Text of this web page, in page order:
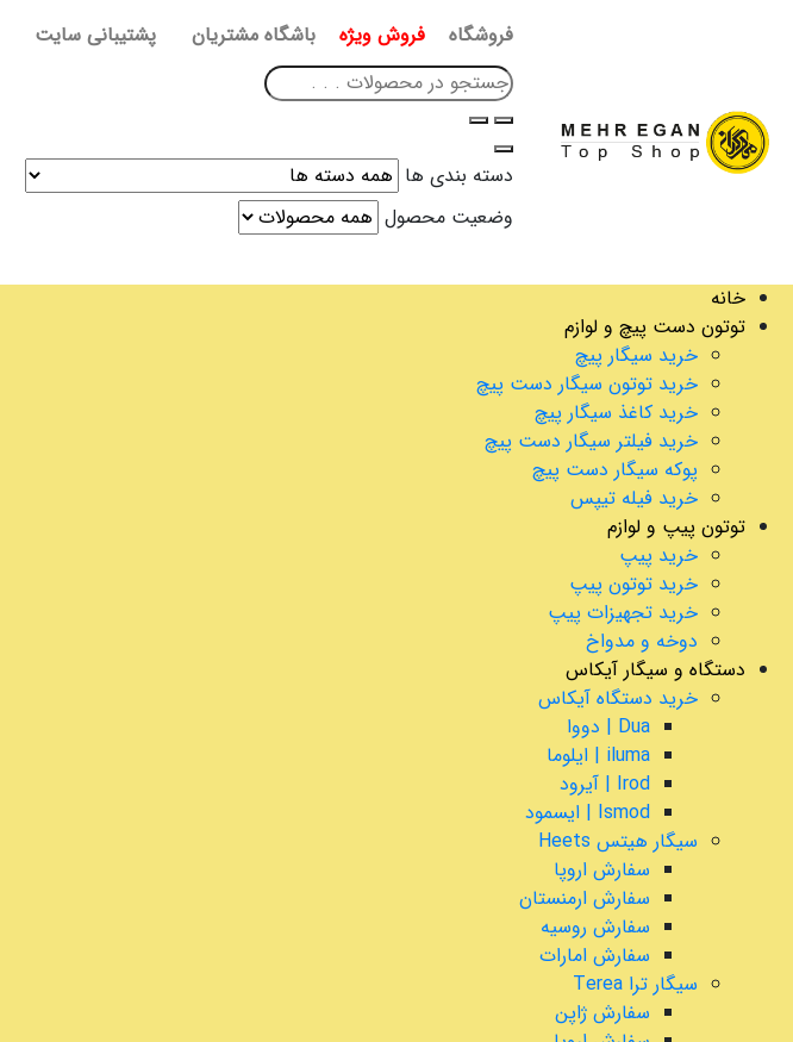
فروشگاه فروش ویژه باشگاه مشتریان پشتیبانی سایت
دسته بندی ها
وضعیت محصول
خانه
توتون دست پیچ و لوازم
خرید سیگار پیچ
خرید توتون سیگار دست پیچ
خرید کاغذ سیگار پیچ
خرید فیلتر سیگار دست پیچ
پوکه سیگار دست پیچ
خرید فیله تیپس
توتون پیپ و لوازم
خرید پیپ
خرید توتون پیپ
خرید تجهیزات پیپ
دوخه و مدواخ
دستگاه و سیگار آیکاس
خرید دستگاه آیکاس
Dua | دووا
iluma | ایلوما
Irod | آیرود
Ismod | ایسمود
سیگار هیتس Heets
سفارش اروپا
سفارش ارمنستان
سفارش روسیه
سفارش امارات
سیگار ترا Terea
سفارش ژاپن